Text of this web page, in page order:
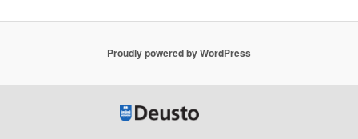
Proudly powered by WordPress